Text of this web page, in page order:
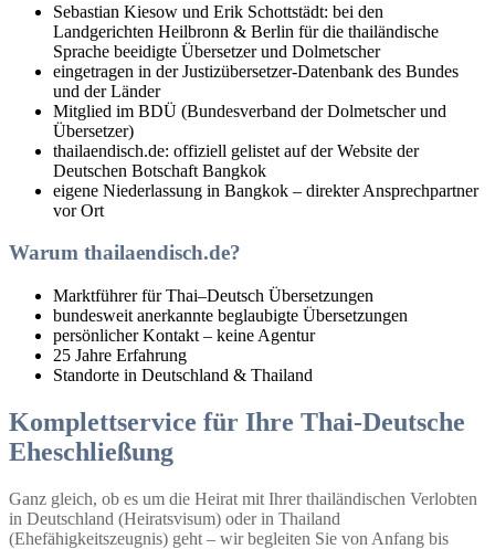
Sebastian Kiesow und Erik Schottstädt: bei den
Landgerichten Heilbronn & Berlin für die thailändische
Sprache beeidigte Übersetzer und Dolmetscher
eingetragen in der Justizübersetzer-Datenbank des Bundes
und der Länder
Mitglied im BDÜ (Bundesverband der Dolmetscher und
Übersetzer)
thailaendisch.de: offiziell gelistet auf der Website der
Deutschen Botschaft Bangkok
eigene Niederlassung in Bangkok – direkter Ansprechpartner
vor Ort
Warum thailaendisch.de?
Marktführer für Thai–Deutsch Übersetzungen
bundesweit anerkannte beglaubigte Übersetzungen
persönlicher Kontakt – keine Agentur
25 Jahre Erfahrung
Standorte in Deutschland & Thailand
Komplettservice für Ihre Thai-Deutsche
Eheschließung
Ganz gleich, ob es um die Heirat mit Ihrer thailändischen Verlobten
in Deutschland (Heiratsvisum) oder in Thailand
(Ehefähigkeitszeugnis) geht – wir begleiten Sie von Anfang bis